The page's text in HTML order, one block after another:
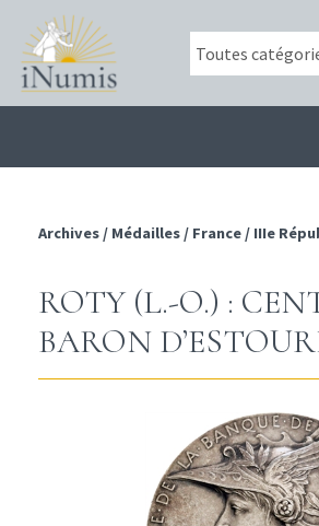
Archives / Médailles / France / IIIe
ROTY (L.-O.) :
BARON